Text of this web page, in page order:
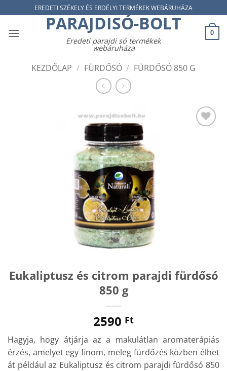
to
content
EREDETI SZÉKELY ÉS ERDÉLYI TERMÉKEK WEBÁRUHÁZA
PARAJDISÓ-BOLT
Eredeti parajdi só termékek
webáruháza
0
KEZDŐLAP / FÜRDŐSÓ / FÜRDŐSÓ 850 G
Eukaliptusz és citrom parajdi fürdősó
850 g
2590 Ft
Hagyja, hogy átjárja az a makulátlan aromaterápiás
érzés, amelyet egy finom, meleg fürdőzés közben élhet
át például az Eukaliptusz és citrom parajdi fürdősó 850